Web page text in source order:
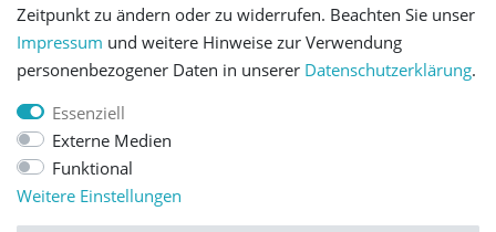
Impressum Daten­schutz­erklärung AGB
Barrierefreiheitserklärung
Zeitpunkt zu ändern oder zu widerrufen. Beachten Sie unser
Impressum und weitere Hinweise zur Verwendung
personenbezogener Daten in unserer Daten­schutz­erklärung.
Essenziell
Externe Medien
Funktional
Weitere Einstellungen